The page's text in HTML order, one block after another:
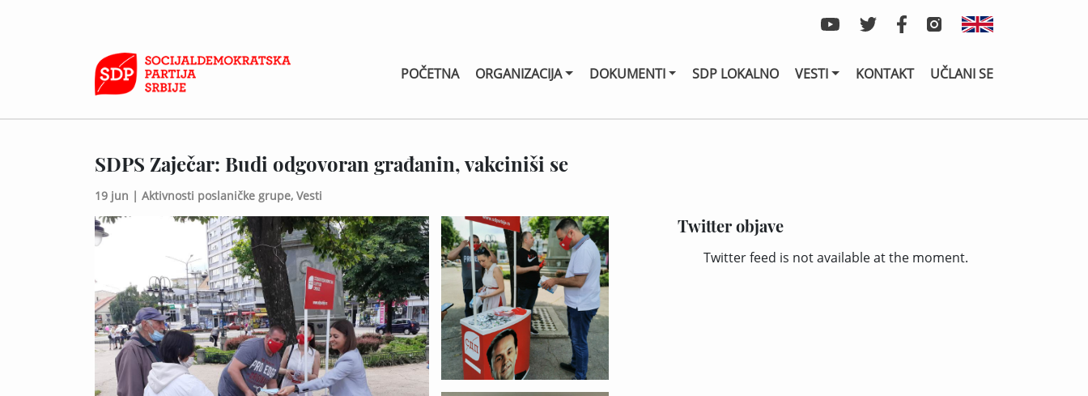
POČETNA ORGANIZACIJA DOKUMENTI SDP LOKALNO VESTI KONTAKT UČLANI SE
SDPS Zaječar: Budi odgovoran građanin, vakciniši se
19 jun | Aktivnosti poslaničke grupe, Vesti
Twitter objave
Twitter feed is not available at the moment.